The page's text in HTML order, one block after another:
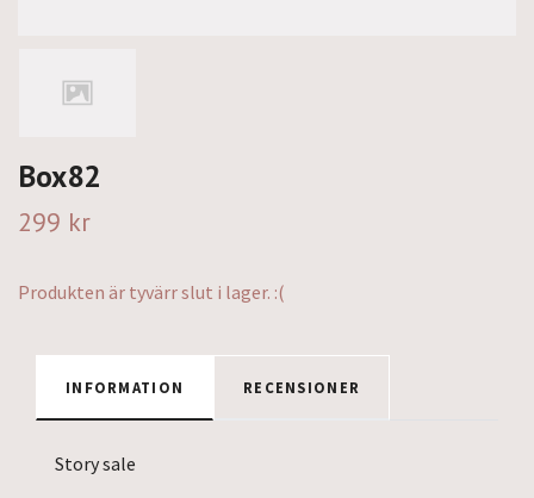
Box82
299 kr
Produkten är tyvärr slut i lager. :(
INFORMATION RECENSIONER
Story sale